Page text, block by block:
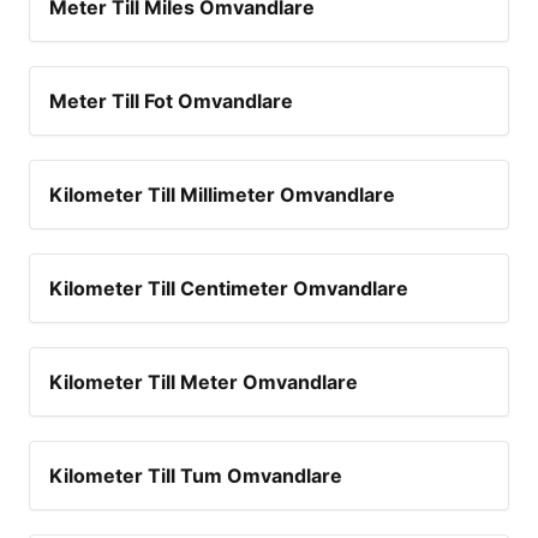
d
e
o
Meter Till Miles Omvandlare
Meter Till Fot Omvandlare
Kilometer Till Millimeter Omvandlare
Kilometer Till Centimeter Omvandlare
Kilometer Till Meter Omvandlare
Kilometer Till Tum Omvandlare